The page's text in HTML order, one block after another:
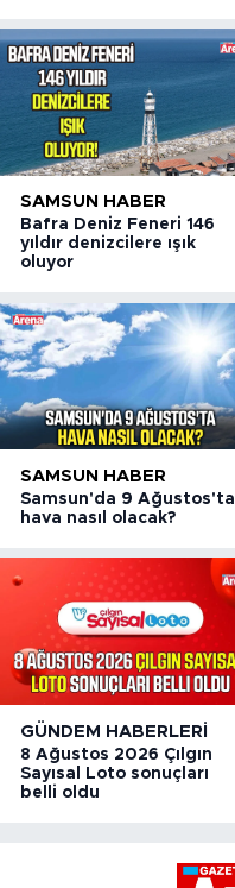
SAMSUN HABER
Bafra Deniz Feneri 146
yıldır denizcilere ışık
oluyor
SAMSUN HABER
Samsun'da 9 Ağustos'ta
hava nasıl olacak?
GÜNDEM HABERLERI
8 Ağustos 2026 Çılgın
Sayısal Loto sonuçları
belli oldu